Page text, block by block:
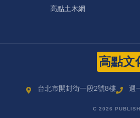
高點土木網
高點文
台北市開封街一段2號8樓 週
C 2026